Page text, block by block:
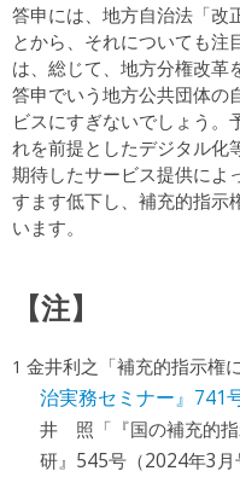
答申には、地方自治法「改
とから、それについても注
は、総じて、地方分権改革
答申でいう地方公共団体の
ビスにすぎないでしょう。
れを前提としたデジタル化
期待したサービス提供によ
すます低下し、補充的指示
います。
【注】
金井利之「補充的指示権
治実務セミナー』741
井 照「『国の補充的指
研』545号（2024年3月